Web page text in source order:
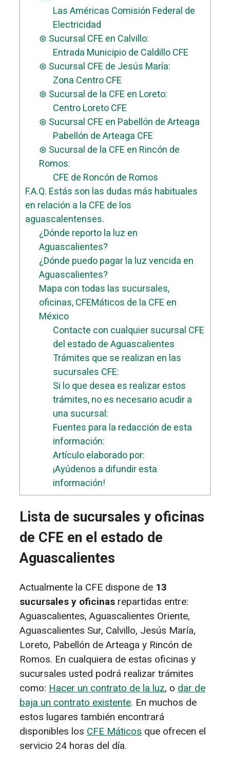
Las Américas Comisión Federal de
Electricidad
⊛ Sucursal CFE en Calvillo:
Entrada Municipio de Caldillo CFE
⊛ Sucursal CFE de Jesús María:
Zona Centro CFE
⊛ Sucursal de la CFE en Loreto:
Centro Loreto CFE
⊛ Sucursal CFE en Pabellón de Arteaga
Pabellón de Arteaga CFE
⊛ Sucursal de la CFE en Rincón de
Romos:
CFE de Roncón de Romos
F.A.Q. Estás son las dudas más habituales
en relación a la CFE de los
aguascalentenses.
¿Dónde reporto la luz en
Aguascalientes?
¿Dónde puedo pagar la luz vencida en
Aguascalientes?
Mapa con todas las sucursales,
oficinas, CFEMáticos de la CFE en
México
Contacte con cualquier sucursal CFE
del estado de Aguascalientes
Trámites que se realizan en las
sucursales CFE:
Si lo que desea es realizar estos
trámites, no es necesario acudir a
una sucursal:
Fuentes para la redacción de esta
información:
Artículo elaborado por:
¡Ayúdenos a difundir esta
información!
Lista de sucursales y oficinas
de CFE en el estado de
Aguascalientes
Actualmente la CFE dispone de 13
sucursales y oficinas repartidas entre:
Aguascalientes, Aguascalientes Oriente,
Aguascalientes Sur, Calvillo, Jesús María,
Loreto, Pabellón de Arteaga y Rincón de
Romos. En cualquiera de estas oficinas y
sucursales usted podrá realizar trámites
como: Hacer un contrato de la luz, o dar de
baja un contrato existente. En muchos de
estos lugares también encontrará
disponibles los CFE Máticos que ofrecen el
servicio 24 horas del día.